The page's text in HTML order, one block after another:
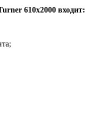
610x2000 входит: